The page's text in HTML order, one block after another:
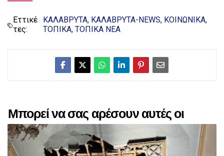
Εττικέ
τες:
ΚΑΛΑΒΡΥΤΑ ΚΑΛΑΒΡΥΤΑ-NEWS ΚΟΙΝΩΝΙΚΑ
ΤΟΠΙΚΑ ΤΟΠΙΚΑ ΝΕΑ
Μπορεί να σας αρέσουν αυτές οι
αναρτήσεις